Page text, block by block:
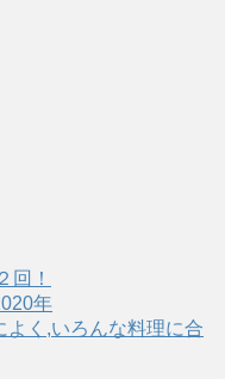
回！
年
く,いろんな料理に合